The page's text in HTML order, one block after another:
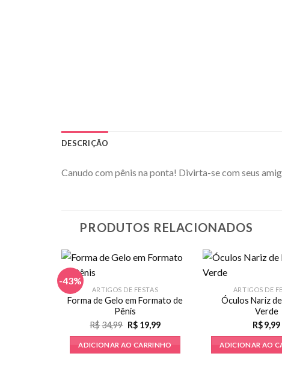
DESCRIÇÃO
Canudo com pênis na ponta! Divirta-se com seus
PRODUTOS RELACIONADOS
-43%
ARTIGOS DE FESTAS
Forma de Gelo em Formato de
Pênis
R$34,99 O
preço
original
era:
R$ 19,99O
atual
é:
ADICIONAR AO CARRINHO
ARTIGOS DE
Óculos Nariz
Verde
R$ 9,99
ADICIONAR AO